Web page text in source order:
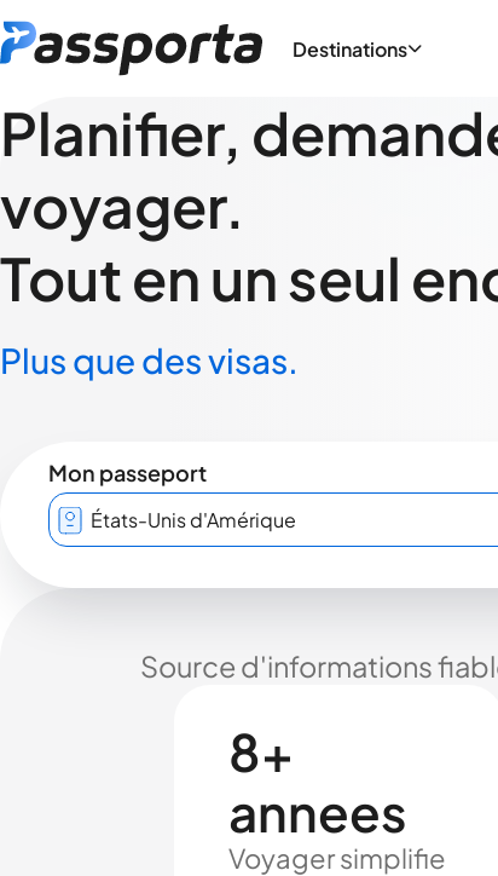
Destinations
Planifier,
voyager.
Tout en un seul
Plus que des visas.
Mon passeport
Source d'informations
8+
annees
Voyager simplifie